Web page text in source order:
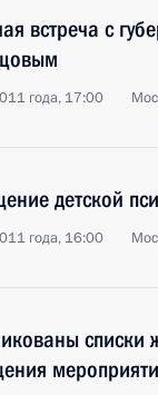
встреча с
года, 17:00
детской
года, 16:00
списки